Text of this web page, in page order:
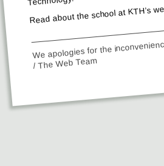
Read about the school at KTH’s
We apologies for the
/ The Web Team